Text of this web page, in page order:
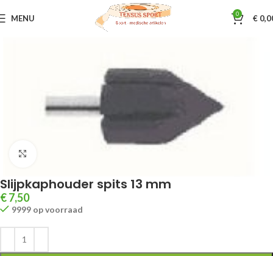
MENU 0 €
Home Pedicure artikelen Fraisen/Mesjes/toebehoren
Slijpkaphouder spits 13 mm
€7,50
9999 op voorraad